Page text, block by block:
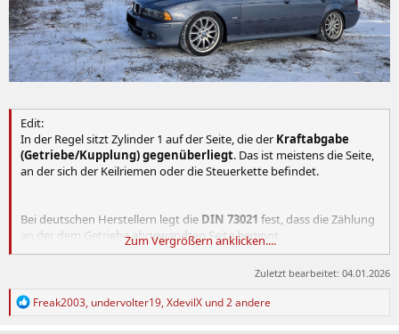
Edit:
In der Regel sitzt Zylinder 1 auf der Seite, die der Kraftabgabe
(Getriebe/Kupplung) gegenüberliegt. Das ist meistens die Seite,
an der sich der Keilriemen oder die Steuerkette befindet.
Bei deutschen Herstellern legt die DIN 73021 fest, dass die Zählung
an der dem Getriebe abgewandten Seite beginnt.
Die wichtigsten Ausnahmen​
Zum Vergrößern anklicken....
Zuletzt bearbeitet: 04.01.2026
R
Freak2003, undervolter19, XdevilX und 2 andere